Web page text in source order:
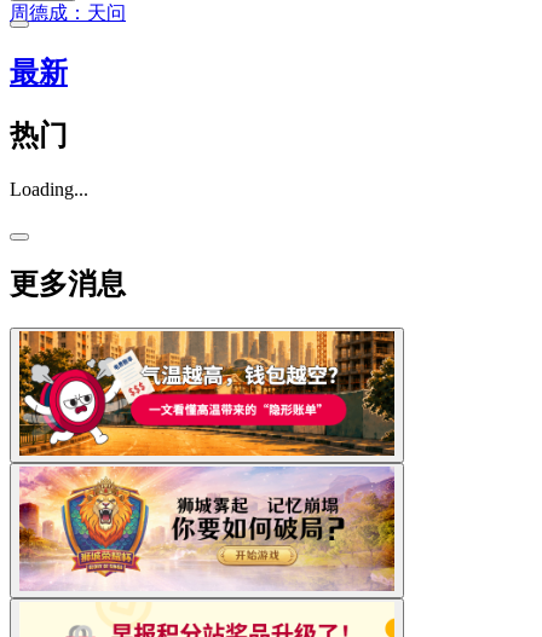
周德成：天问
最新
热门
Loading...
更多消息